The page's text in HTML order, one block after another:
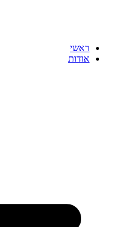
ראשי
אודות